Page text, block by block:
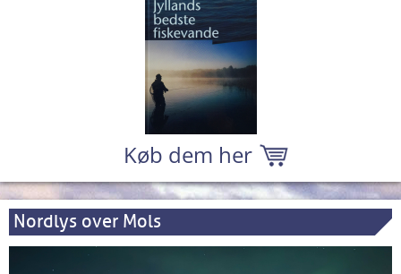
Køb dem her
Nordlys over Mols